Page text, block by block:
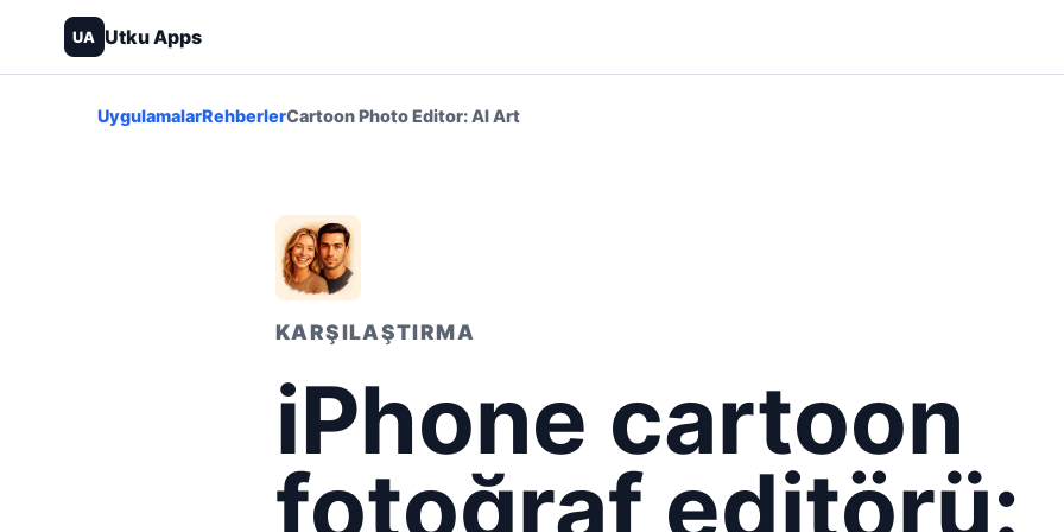
UA Utku Apps
UygulamalarRehberlerCartoon Photo Editor: AI Art
KARŞILAŞTIRMA
iPhone cartoon
fotoğraf editörü: